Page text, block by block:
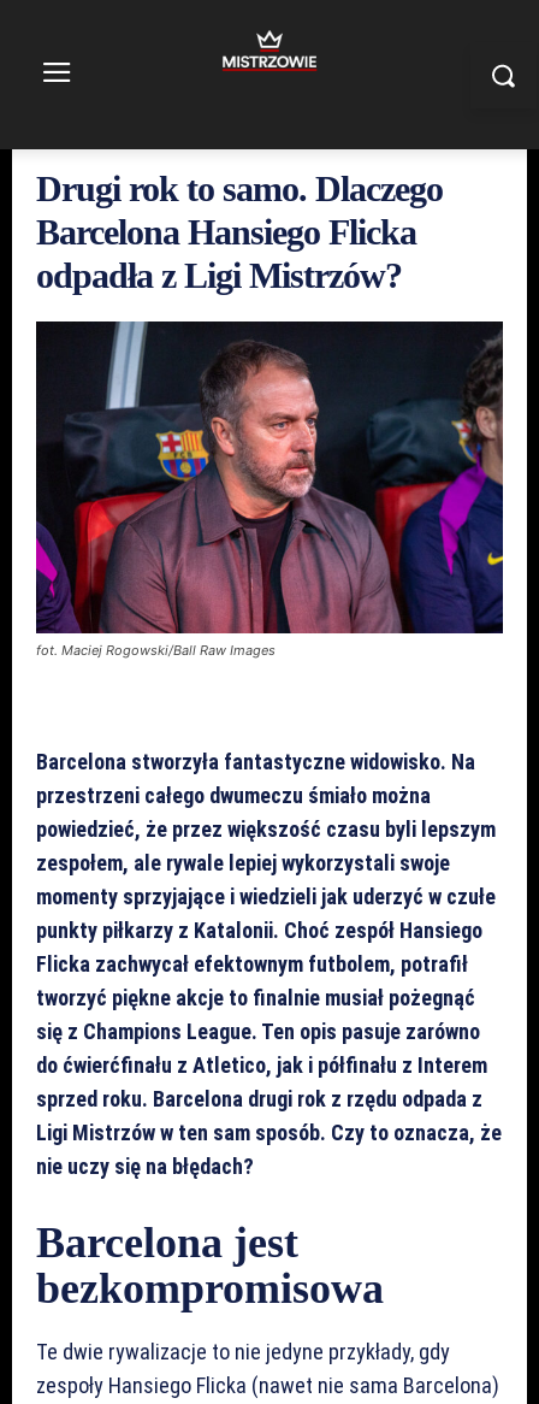
Drugi rok to samo. Dlaczego
Barcelona Hansiego Flicka
odpadła z Ligi Mistrzów?
fot. Maciej Rogowski/Ball Raw Images
Barcelona stworzyła fantastyczne widowisko. Na
przestrzeni całego dwumeczu śmiało można
powiedzieć, że przez większość czasu byli lepszym
zespołem, ale rywale lepiej wykorzystali swoje
momenty sprzyjające i wiedzieli jak uderzyć w czułe
punkty piłkarzy z Katalonii. Choć zespół Hansiego
Flicka zachwycał efektownym futbolem, potrafił
tworzyć piękne akcje to finalnie musiał pożegnąć
się z Champions League. Ten opis pasuje zarówno
do ćwierćfinału z Atletico, jak i półfinału z Interem
sprzed roku. Barcelona drugi rok z rzędu odpada z
Ligi Mistrzów w ten sam sposób. Czy to oznacza, że
nie uczy się na błędach?
Barcelona jest
bezkompromisowa
Te dwie rywalizacje to nie jedyne przykłady, gdy
zespoły Hansiego Flicka (nawet nie sama Barcelona)